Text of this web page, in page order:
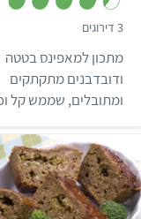
3 דירוגים
.
3
מ
ת
ו
מתכון למאפינס בטטה
ודובדבנים מתקתקים
ומתובלים, שממש קל